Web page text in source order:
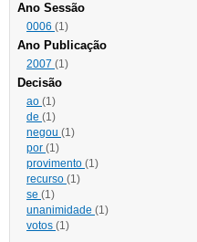
Ano Sessão
0006 (1)
Ano Publicação
2007 (1)
Decisão
ao (1)
de (1)
negou (1)
por (1)
provimento (1)
recurso (1)
se (1)
unanimidade (1)
votos (1)